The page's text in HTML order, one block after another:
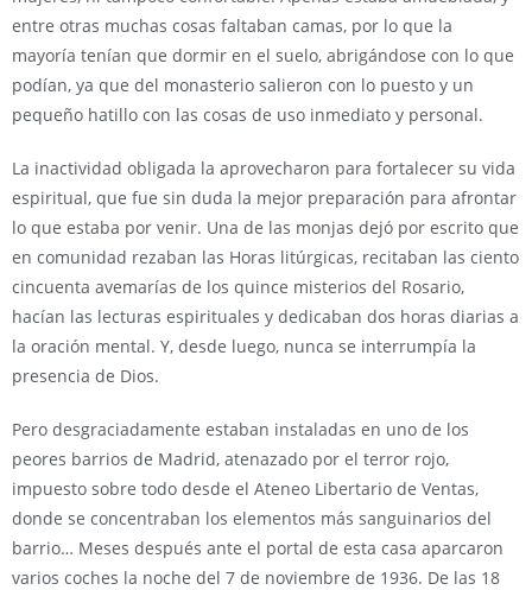
entre otras muchas cosas faltaban camas, por lo que la
mayoría tenían que dormir en el suelo, abrigándose con lo que
podían, ya que del monasterio salieron con lo puesto y un
pequeño hatillo con las cosas de uso inmediato y personal.
La inactividad obligada la aprovecharon para fortalecer su vida
espiritual, que fue sin duda la mejor preparación para afrontar
lo que estaba por venir. Una de las monjas dejó por escrito que
en comunidad rezaban las Horas litúrgicas, recitaban las ciento
cincuenta avemarías de los quince misterios del Rosario,
hacían las lecturas espirituales y dedicaban dos horas diarias a
la oración mental. Y, desde luego, nunca se interrumpía la
presencia de Dios.
Pero desgraciadamente estaban instaladas en uno de los
peores barrios de Madrid, atenazado por el terror rojo,
impuesto sobre todo desde el Ateneo Libertario de Ventas,
donde se concentraban los elementos más sanguinarios del
barrio… Meses después ante el portal de esta casa aparcaron
varios coches la noche del 7 de noviembre de 1936. De las 18